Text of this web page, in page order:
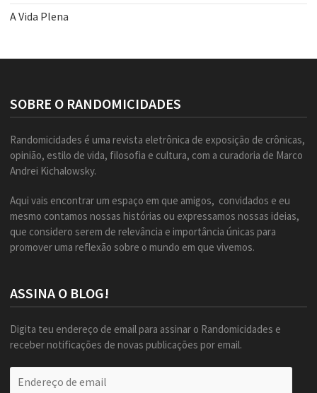
A Vida Plena
SOBRE O RANDOMICIDADES
Randomicidades é uma revista eletrônica de exposição de crônicas,
opinião, estilo de vida, filosofia e cultura, com a curadoria de Marco
Andrei Kichalowsky.
Aqui vais encontrar um espaço em que amigos, convidados e eu
mesmo contamos nossas histórias ou expressamos nossas ideias,
que considero serem de relevância e importância únicas para
promover uma reflexão sobre o mundo em que vivemos.
ASSINA O BLOG!
Digita teu endereço de email para assinar o Randomicidades e
receber notificações de novas publicações por email.
de